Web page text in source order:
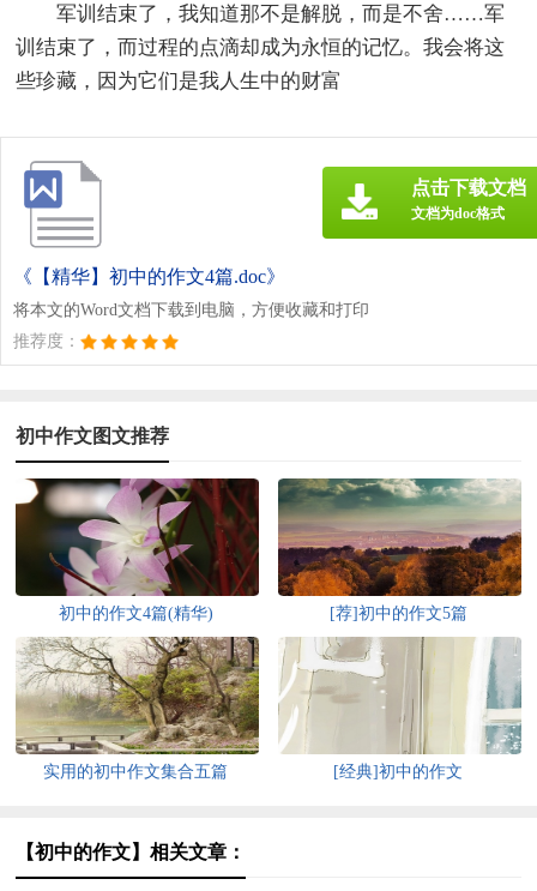
军训结束了，我知道那不是解脱，而是不舍……军
训结束了，而过程的点滴却成为永恒的记忆。我会将这
些珍藏，因为它们是我人生中的财富
《【精华】初中的作文4篇.doc》
将本文的Word文档下载到电脑，方便收藏和打印
推荐度：
点击下载文档
文档为doc格式
初中作文图文推荐
初中的作文4篇(精华) [荐]初中的作文5篇
实用的初中作文集合五篇 [经典]初中的作文
【初中的作文】相关文章：